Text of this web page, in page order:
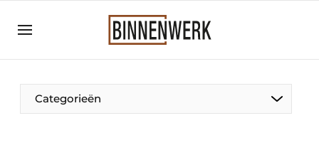
Aanmelden
Bedrijven
Binnenwerk | Hét magazine voor de
Categorieën